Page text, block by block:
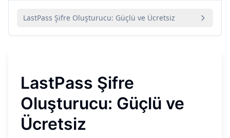
LastPass Şifre Oluşturucu: Güçlü ve Ücretsiz
LastPass Şifre
Oluşturucu: Güçlü ve
Ücretsiz